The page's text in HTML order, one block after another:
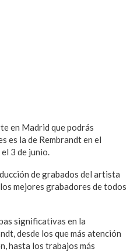
en Madrid que podrás
es la de Rembrandt en el
3 de junio.
de grabados del artista
mejores grabadores de todos
significativas en la
desde los que más atención
hasta los trabajos más